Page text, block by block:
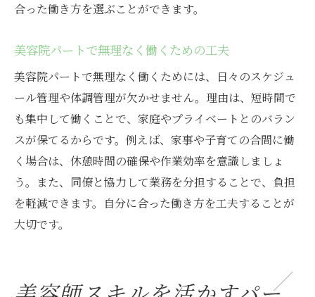
合った働き方を選ぶことができます。
美容院パートで無理なく働くための工夫
美容院パートで無理なく働くためには、日々のスケジュ
ール管理や体調管理が欠かせません。理由は、短時間で
も集中して働くことで、家庭やプライベートとのバラン
スが保てるからです。例えば、家事や子育ての合間に働
く場合は、休憩時間の確保や作業効率を意識しましょ
う。また、同僚と協力して業務を分担することで、負担
を軽減できます。自分に合った働き方を工夫することが
大切です。